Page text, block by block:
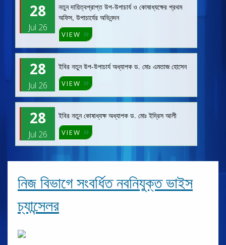
28
Jul 26
নতুন দায়িত্বপ্রাপ্ত উপ-উপাচার্য ও কোষাধ্যক্ষের প্রথম
অফিস, উপাচার্যের অভিনন্দন
VIEW
28
Jul 26
ইবির নতুন উপ-উপাচার্য অধ্যাপক ড. মোঃ এমতাজ হোসেন
VIEW
28
Jul 26
ইবির নতুন কোষাধ্যক্ষ অধ্যাপক ড. মোঃ ইদ্রিস আলী
VIEW
নিজ বিভাগে সংবর্ধিত নবনিযুক্ত ভাইস
চ্যান্সেলর